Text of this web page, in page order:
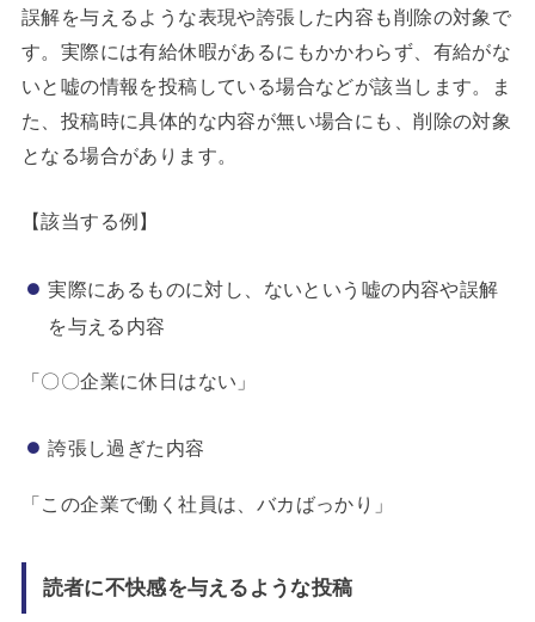
誤解を与えるような表現や誇張した内容も削除の対象で
す。実際には有給休暇があるにもかかわらず、有給がな
いと嘘の情報を投稿している場合などが該当します。ま
た、投稿時に具体的な内容が無い場合にも、削除の対象
となる場合があります。
【該当する例】
実際にあるものに対し、ないという嘘の内容や誤解
を与える内容
「〇〇企業に休日はない」
誇張し過ぎた内容
「この企業で働く社員は、バカばっかり」
読者に不快感を与えるような投稿